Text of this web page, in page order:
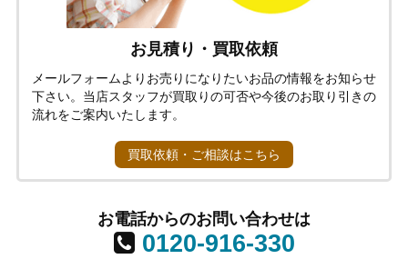
お見積り・買取依頼
メールフォームよりお売りになりたいお品の情報をお知らせ
下さい。当店スタッフが買取りの可否や今後のお取り引きの
流れをご案内いたします。
買取依頼・ご相談はこちら
お電話からのお問い合わせは
0120-916-330